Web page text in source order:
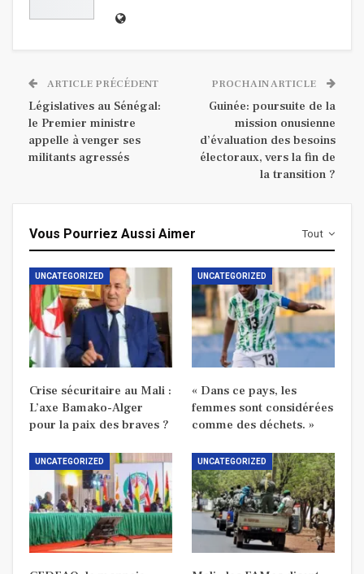
ARTICLE PRÉCÉDENT
Législatives au Sénégal:
le Premier ministre
appelle à venger ses
militants agressés
PROCHAIN ARTICLE
Guinée: poursuite de la
mission onusienne
d’évaluation des besoins
électoraux, vers la fin de
la transition ?
Tout
Vous Pourriez Aussi Aimer
UNCATEGORIZED
Crise sécuritaire au Mali :
L’axe Bamako-Alger
pour la paix des braves ?
UNCATEGORIZED
« Dans ce pays, les
femmes sont considérées
comme des déchets. »
UNCATEGORIZED UNCATEGORIZED